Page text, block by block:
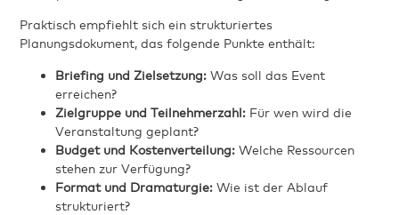
Praktisch empfiehlt sich ein strukturiertes
Planungsdokument, das folgende Punkte enthält:
Briefing und Zielsetzung: Was soll das Event
erreichen?
Zielgruppe und Teilnehmerzahl: Für wen wird die
Veranstaltung geplant?
Budget und Kostenverteilung: Welche Ressourcen
stehen zur Verfügung?
Format und Dramaturgie: Wie ist der Ablauf
strukturiert?